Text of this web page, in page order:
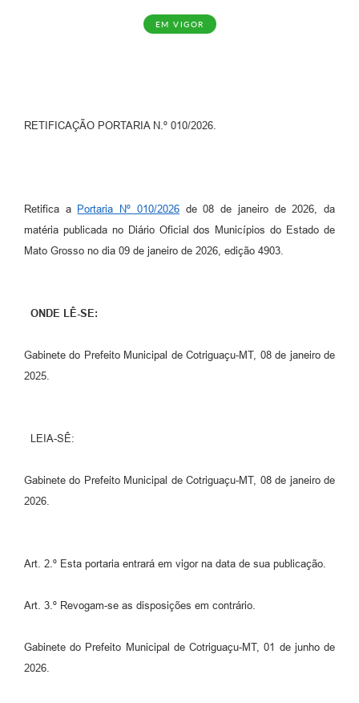
Obras
Editais
Serviços Online
Enquete
Agenda
Diário Oficial
EM VIGOR
RETIFICAÇÃO PORTARIA N.º 010/2026.
Retifica a Portaria Nº 010/2026de 08 de janeiro de 2026, da
matéria publicada no Diário Oficial dos Municípios do Estado de
Mato Grosso no dia 09 de janeiro de 2026, edição 4903.
ONDE LÊ-SE:
Gabinete do Prefeito Municipal de Cotriguaçu-MT, 08 de janeiro de
2025.
LEIA-SÊ:
Gabinete do Prefeito Municipal de Cotriguaçu-MT, 08 de janeiro de
2026.
Art. 2.º Esta portaria entrará em vigor na data de sua publicação.
Art. 3.º Revogam-se as disposições em contrário.
Gabinete do Prefeito Municipal de Cotriguaçu-MT, 01 de junho de
2026.